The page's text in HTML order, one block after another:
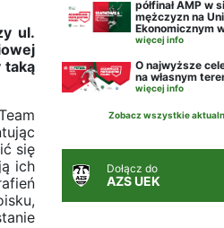
ul.
taką
się
ich
półfinał AMP w
mężczyzn na
Ekonomicznym
więcej info
O najwyższe
na własnym
więcej info
Zobacz wszystkie
Dołącz do
AZS UEK